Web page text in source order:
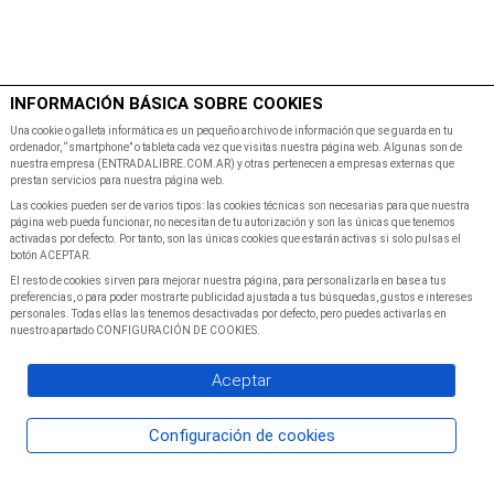
Inicio Programacion
INFORMACIÓN BÁSICA SOBRE COOKIES
Una cookie o galleta informática es un pequeño archivo de información que se guarda en tu
ordenador, “smartphone” o tableta cada vez que visitas nuestra página web. Algunas son de
nuestra empresa (ENTRADALIBRE.COM.AR) y otras pertenecen a empresas externas que
prestan servicios para nuestra página web.
Las cookies pueden ser de varios tipos: las cookies técnicas son necesarias para que nuestra
página web pueda funcionar, no necesitan de tu autorización y son las únicas que tenemos
activadas por defecto. Por tanto, son las únicas cookies que estarán activas si solo pulsas el
botón ACEPTAR.
El resto de cookies sirven para mejorar nuestra página, para personalizarla en base a tus
preferencias, o para poder mostrarte publicidad ajustada a tus búsquedas, gustos e intereses
personales. Todas ellas las tenemos desactivadas por defecto, pero puedes activarlas en
nuestro apartado CONFIGURACIÓN DE COOKIES.
Aceptar
Configuración de cookies